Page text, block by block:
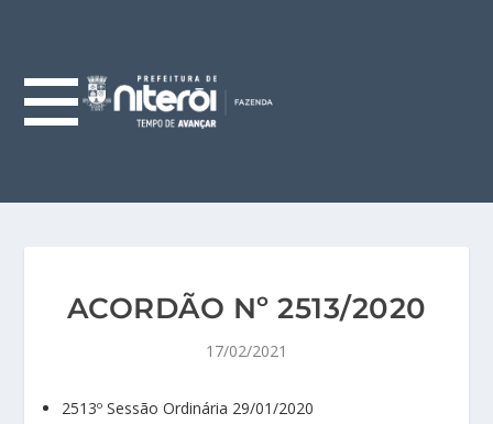
ACORDÃO Nº 2513/2020
17/02/2021
2513º Sessão Ordinária 29/01/2020